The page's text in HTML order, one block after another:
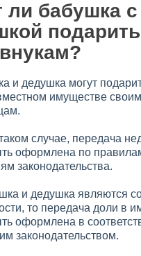
ли бабушка с
и дедушка могут
имуществе
случае, передача
оформлена по
законодательства.
и дедушка являются
то передача доли в
оформлена в
законодательством.